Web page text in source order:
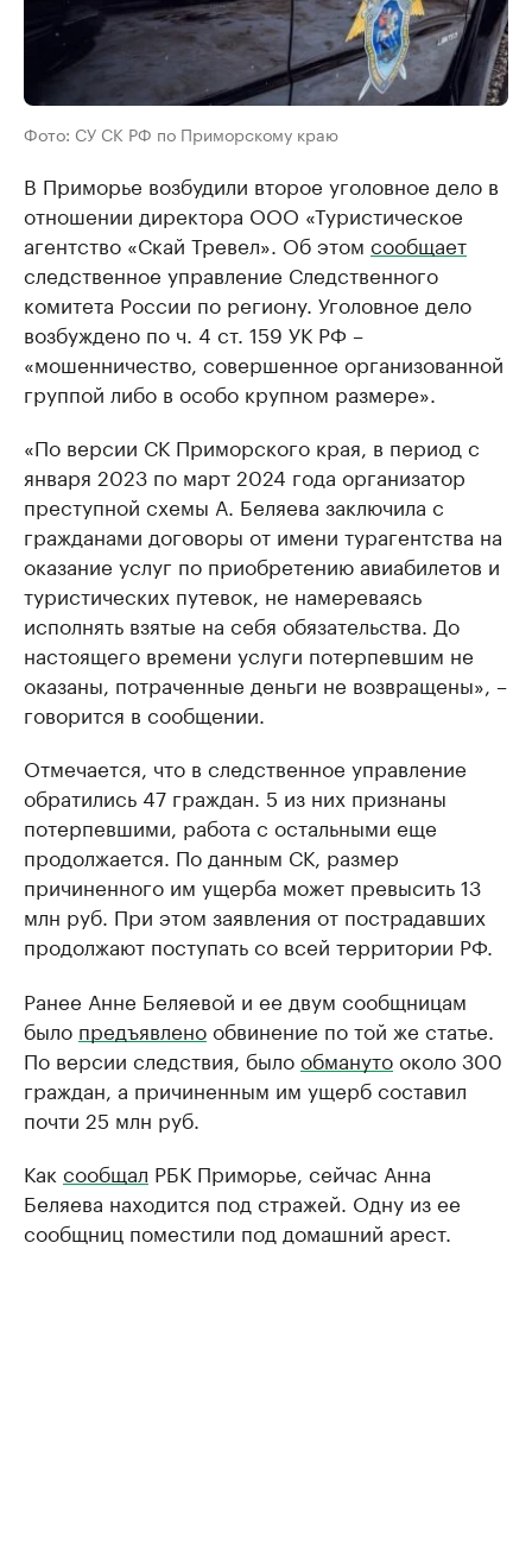
Фото: СУ СК РФ по Приморскому краю
В Приморье возбудили второе уголовное дело в
отношении директора ООО «Туристическое
агентство «Скай Тревел». Об этом сообщает
следственное управление Следственного
комитета России по региону. Уголовное дело
возбуждено по ч. 4 ст. 159 УК РФ –
«мошенничество, совершенное организованной
группой либо в особо крупном размере».
«По версии СК Приморского края, в период с
января 2023 по март 2024 года организатор
преступной схемы А. Беляева заключила с
гражданами договоры от имени турагентства на
оказание услуг по приобретению авиабилетов и
туристических путевок, не намереваясь
исполнять взятые на себя обязательства. До
настоящего времени услуги потерпевшим не
оказаны, потраченные деньги не возвращены», –
говорится в сообщении.
Отмечается, что в следственное управление
обратились 47 граждан. 5 из них признаны
потерпевшими, работа с остальными еще
продолжается. По данным СК, размер
причиненного им ущерба может превысить 13
млн руб. При этом заявления от пострадавших
продолжают поступать со всей территории РФ.
Ранее Анне Беляевой и ее двум сообщницам
было предъявленообвинение по той же статье.
По версии следствия, былообманутооколо 300
граждан, а причиненным им ущерб составил
почти 25 млн руб.
Как сообщал РБК Приморье, сейчас Анна
Беляева находится под стражей. Одну из ее
сообщниц поместили под домашний арест.